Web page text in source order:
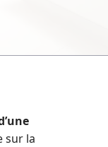
sur la